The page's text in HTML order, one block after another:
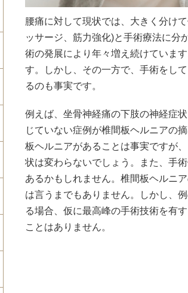
腰痛に対して現状では、大きく分け
ッサージ、筋力強化)と手術療法に分
術の発展により年々増え続けていま
す。しかし、その一方で、手術をし
るのも事実です。
例えば、坐骨神経痛の下肢の神経症
じていない症例が椎間板ヘルニアの
板ヘルニアがあることは事実ですが
状は変わらないでしょう。また、手
あるかもしれません。椎間板ヘルニ
は言うまでもありません。しかし、
る場合、仮に最高峰の手術技術を有
ことはありません。